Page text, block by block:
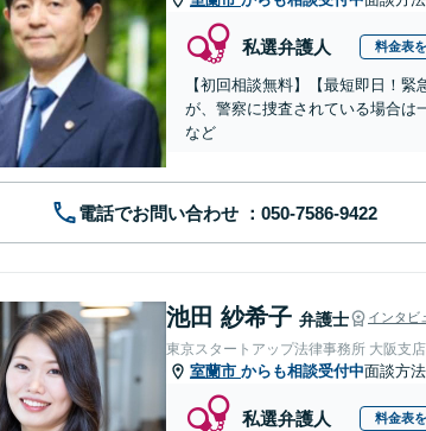
私選弁護人 料金表
【初回相談無料】【最短即日！
が、警察に捜査されている場合は
など
電話でお問い合わせ
池田 紗希子 弁護士 インタビ
東京スタートアップ法律事務所 大阪支店
室蘭市 からも相談受付中面談方
私選弁護人 料金表